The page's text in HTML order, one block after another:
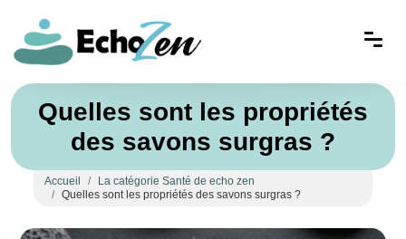
Quelles sont les propriétés
des savons surgras ?
Accueil
La catégorie Santé de echo zen
Quelles sont les propriétés des savons surgras ?